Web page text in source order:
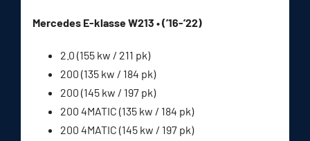
Mercedes E-klasse W213 • (’16-’22)
2.0 (155 kw / 211 pk)
200 (135 kw / 184 pk)
200 (145 kw / 197 pk)
200 4MATIC (135 kw / 184 pk)
200 4MATIC (145 kw / 197 pk)